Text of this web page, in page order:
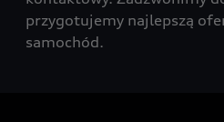
przygotujemy najlepszą
samochód.